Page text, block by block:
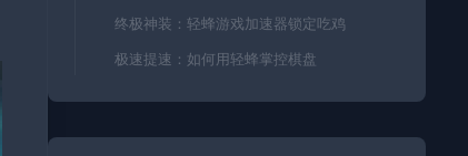
终极神装：轻蜂游戏加速器锁定吃鸡
极速提速：如何用轻蜂掌控棋盘